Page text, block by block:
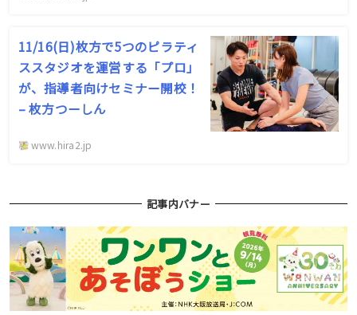
11/16(日)枚方で5つのピラティ
ススタジオを運営する「プロ」
が、指導者向けセミナー開校！
– 枚方つーしん
www.hira2.jp
記事内バナー